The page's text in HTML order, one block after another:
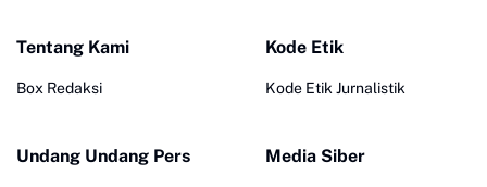
Tentang Kami
Box Redaksi
Kode Etik
Kode Etik Jurnalistik
Undang Undang Pers Media Siber